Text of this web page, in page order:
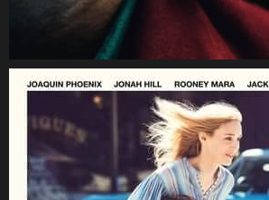
CineSam 2 octobre 2019